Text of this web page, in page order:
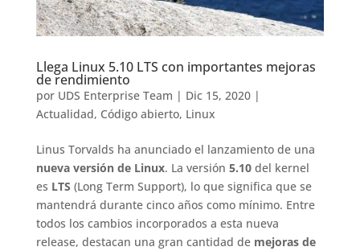
Llega Linux 5.10 LTS con importantes mejoras
de rendimiento
por UDS Enterprise Team | Dic 15, 2020|
Actualidad, Código abierto, Linux
Linus Torvalds ha anunciado el lanzamiento de una
nueva versión de Linux. La versión 5.10del kernel
es LTS (Long Term Support), lo que significa que se
mantendrá durante cinco años como mínimo. Entre
todos los cambios incorporados a esta nueva
release, destacan una gran cantidad de mejoras de